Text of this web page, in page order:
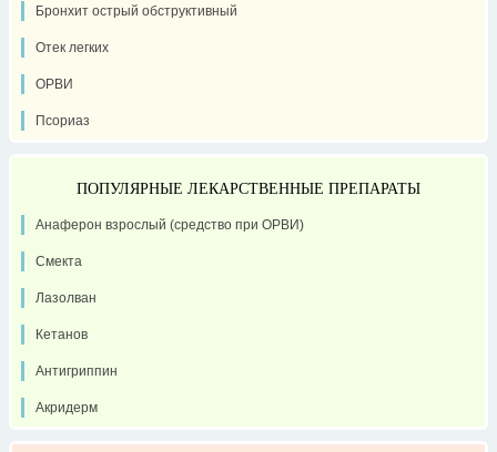
Бронхит острый обструктивный
Отек легких
ОРВИ
Псориаз
ПОПУЛЯРНЫЕ ЛЕКАРСТВЕННЫЕ ПРЕПАРАТЫ
Анаферон взрослый (средство при ОРВИ)
Смекта
Лазолван
Кетанов
Антигриппин
Акридерм